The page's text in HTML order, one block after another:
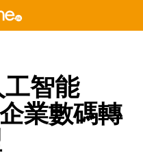
智能
業數碼轉